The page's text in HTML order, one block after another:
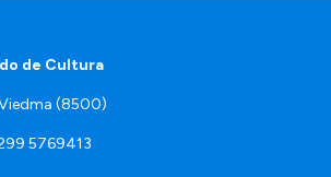
de Cultura
(8500)
5769413